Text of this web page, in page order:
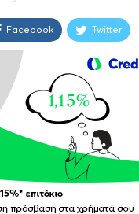
Facebook Twitter